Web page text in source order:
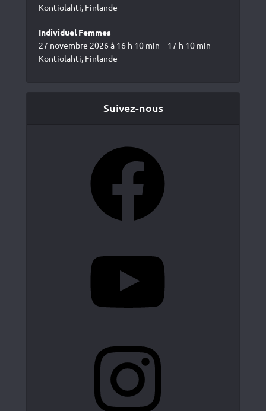
Kontiolahti, Finlande
Individuel Femmes
27 novembre 2026 à 16 h 10 min – 17 h 10 min
Kontiolahti, Finlande
Suivez-nous